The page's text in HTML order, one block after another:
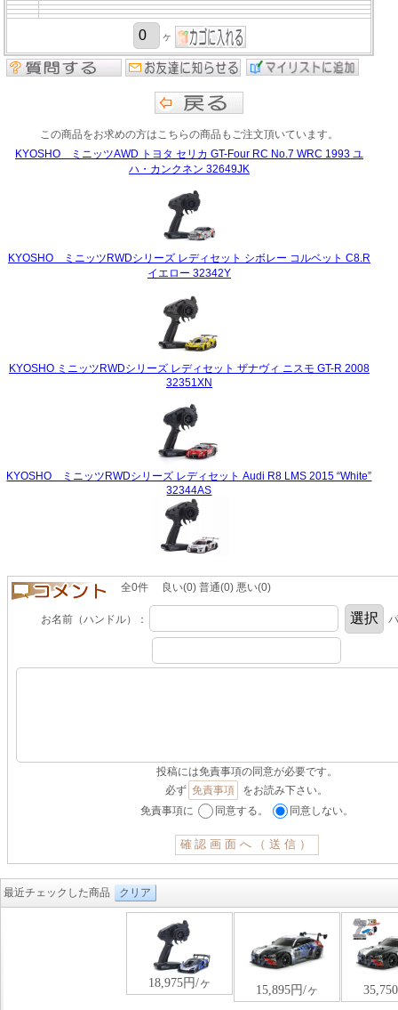
ヶ
この商品をお求めの方はこちらの商品もご注文頂いています。
KYOSHO ミニッツAWD トヨタ セリカ GT-Four RC No.7 WRC 1993 ユ
ハ・カンクネン 32649JK
KYOSHO ミニッツRWDシリーズ レディセット シボレー コルベット C8.R
イエロー 32342Y
KYOSHO ミニッツRWDシリーズ レディセット ザナヴィ ニスモ GT-R 2008
32351XN
KYOSHO ミニッツRWDシリーズ レディセット Audi R8 LMS 2015 “White”
32344AS
全0件 良い(0) 普通(0) 悪い(0)
お名前（ハンドル）：
投稿には免責事項の同意が必要です。
必ず 免責事項
をお読み下さい。
免責事項に
同意する。 同意しない。
最近チェックした商品 クリア